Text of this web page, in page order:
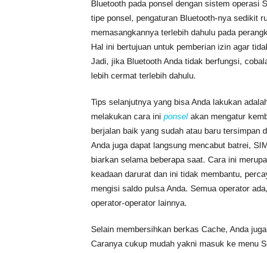
Bluetooth pada ponsel dengan sistem operasi
tipe ponsel, pengaturan Bluetooth-nya sedikit
memasangkannya terlebih dahulu pada
Hal ini bertujuan untuk pemberian izin agar
Jadi, jika Bluetooth Anda tidak berfungsi,
lebih cermat terlebih dahulu.
Tips selanjutnya yang bisa Anda lakukan
melakukan cara ini ponselakan mengatur
berjalan baik yang sudah atau baru tersimpan
Anda juga dapat langsung mencabut batrei,
biarkan selama beberapa saat. Cara ini
keadaan darurat dan ini tidak membantu,
mengisi saldo pulsa Anda. Semua operator
operator-operator lainnya.
Selain membersihkan berkas Cache, Anda
Caranya cukup mudah yakni masuk ke menu